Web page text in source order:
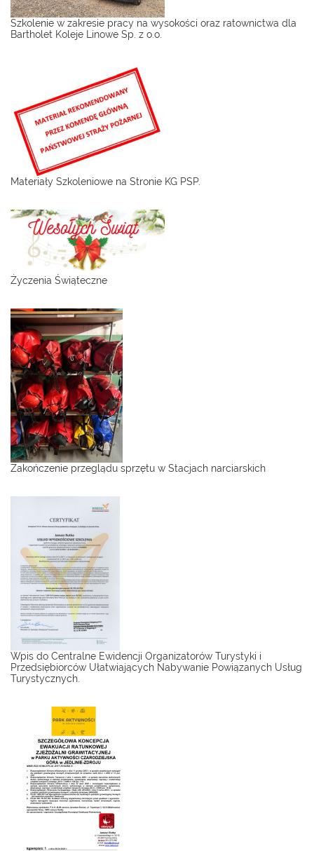
Szkolenie w zakresie pracy na wysokości oraz ratownictwa dla
Bartholet Koleje Linowe Sp. z o.o.
Materiały Szkoleniowe na Stronie KG PSP.
Życzenia Świąteczne
Zakończenie przeglądu sprzętu w Stacjach narciarskich
Wpis do Centralne Ewidencji Organizatorów Turystyki i
Przedsiębiorców Ułatwiających Nabywanie Powiązanych Usług
Turystycznych.